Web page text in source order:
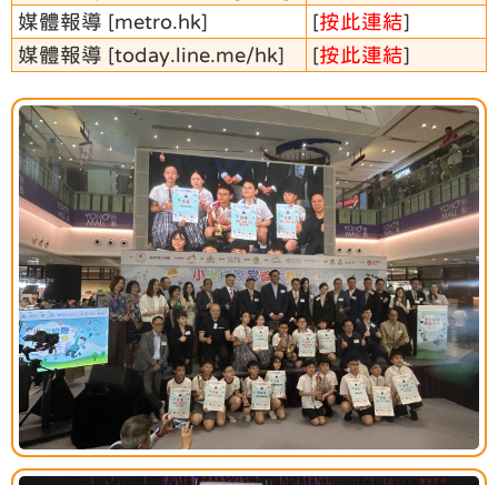
媒體報導 [metro.hk] [按此連結]
媒體報導 [today.line.me/hk]
[按此連結]